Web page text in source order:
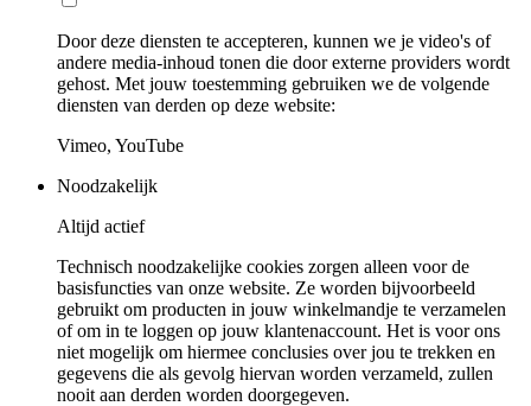
Door deze diensten te accepteren, kunnen we je video's of
andere media-inhoud tonen die door externe providers wordt
gehost. Met jouw toestemming gebruiken we de volgende
diensten van derden op deze website:
Vimeo, YouTube
Noodzakelijk
Altijd actief
Technisch noodzakelijke cookies zorgen alleen voor de
basisfuncties van onze website. Ze worden bijvoorbeeld
gebruikt om producten in jouw winkelmandje te verzamelen
of om in te loggen op jouw klantenaccount. Het is voor ons
niet mogelijk om hiermee conclusies over jou te trekken en
gegevens die als gevolg hiervan worden verzameld, zullen
nooit aan derden worden doorgegeven.